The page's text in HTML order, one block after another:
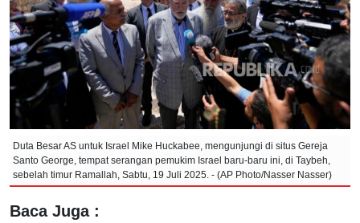
Duta Besar AS untuk Israel Mike Huckabee, mengunjungi di situs Gereja
Santo George, tempat serangan pemukim Israel baru-baru ini, di Taybeh,
sebelah timur Ramallah, Sabtu, 19 Juli 2025. - (AP Photo/Nasser Nasser)
Baca Juga :